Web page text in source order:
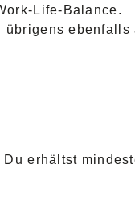
Life-Balance.
übrigens ebenfalls
erhältst